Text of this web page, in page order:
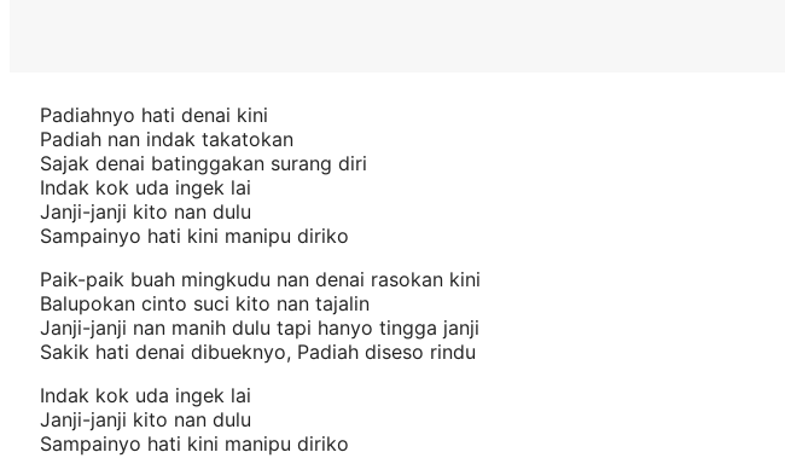
Padiahnyo hati denai kini
Padiah nan indak takatokan
Sajak denai batinggakan surang diri
Indak kok uda ingek lai
Janji-janji kito nan dulu
Sampainyo hati kini manipu diriko
Paik-paik buah mingkudu nan denai rasokan kini
Balupokan cinto suci kito nan tajalin
Janji-janji nan manih dulu tapi hanyo tingga janji
Sakik hati denai dibueknyo, Padiah diseso rindu
Indak kok uda ingek lai
Janji-janji kito nan dulu
Sampainyo hati kini manipu diriko